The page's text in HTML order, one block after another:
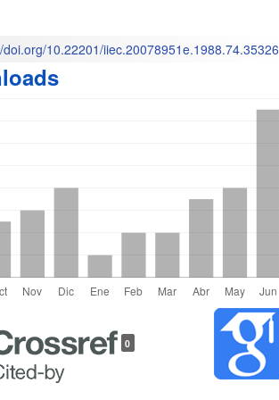
doi.org/10.22201/iiec.20078951e.1988.74.35326
0